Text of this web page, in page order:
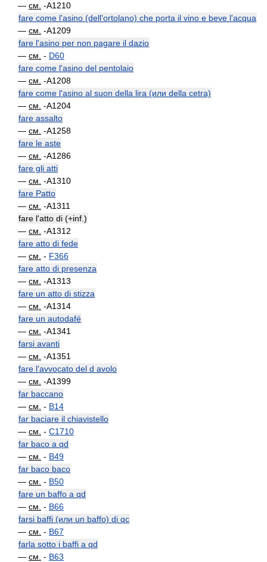
— см. -A1210
fare come l'asino (dell'ortolano) che porta il vino e beve l'acqua
— см. -A1209
fare l'asino per non pagare il dazio
— см. - D60
fare come l'asino del pentolaio
— см. -A1208
fare come l'asino al suon della lira (или della cetra)
— см. -A1204
fare assalto
— см. -A1258
fare le aste
— см. -A1286
fare gli atti
— см. -A1310
fare Patto
— см. -A1311
fare l'atto di (+inf.)
— см. -A1312
fare atto di fede
— см. - F366
fare atto di presenza
— см. -A1313
fare un atto di stizza
— см. -A1314
fare un autodafé
— см. -A1341
farsi avanti
— см. -A1351
fare l'avvocato del d avolo
— см. -A1399
far baccano
— см. - B14
far baciare il chiavistello
— см. - C1710
far baco a qd
— см. - B49
far baco baco
— см. - B50
fare un baffo a qd
— см. - B66
farsi baffi (или un baffo) di qc
— см. - B67
farla sotto i baffi a qd
— см. - B63